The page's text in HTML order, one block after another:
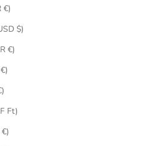
Estonie (EUR €)
États-Unis (USD $)
Finlande (EUR €)
France (EUR €)
€)
Hongrie (HUF Ft)
Irlande (EUR €)